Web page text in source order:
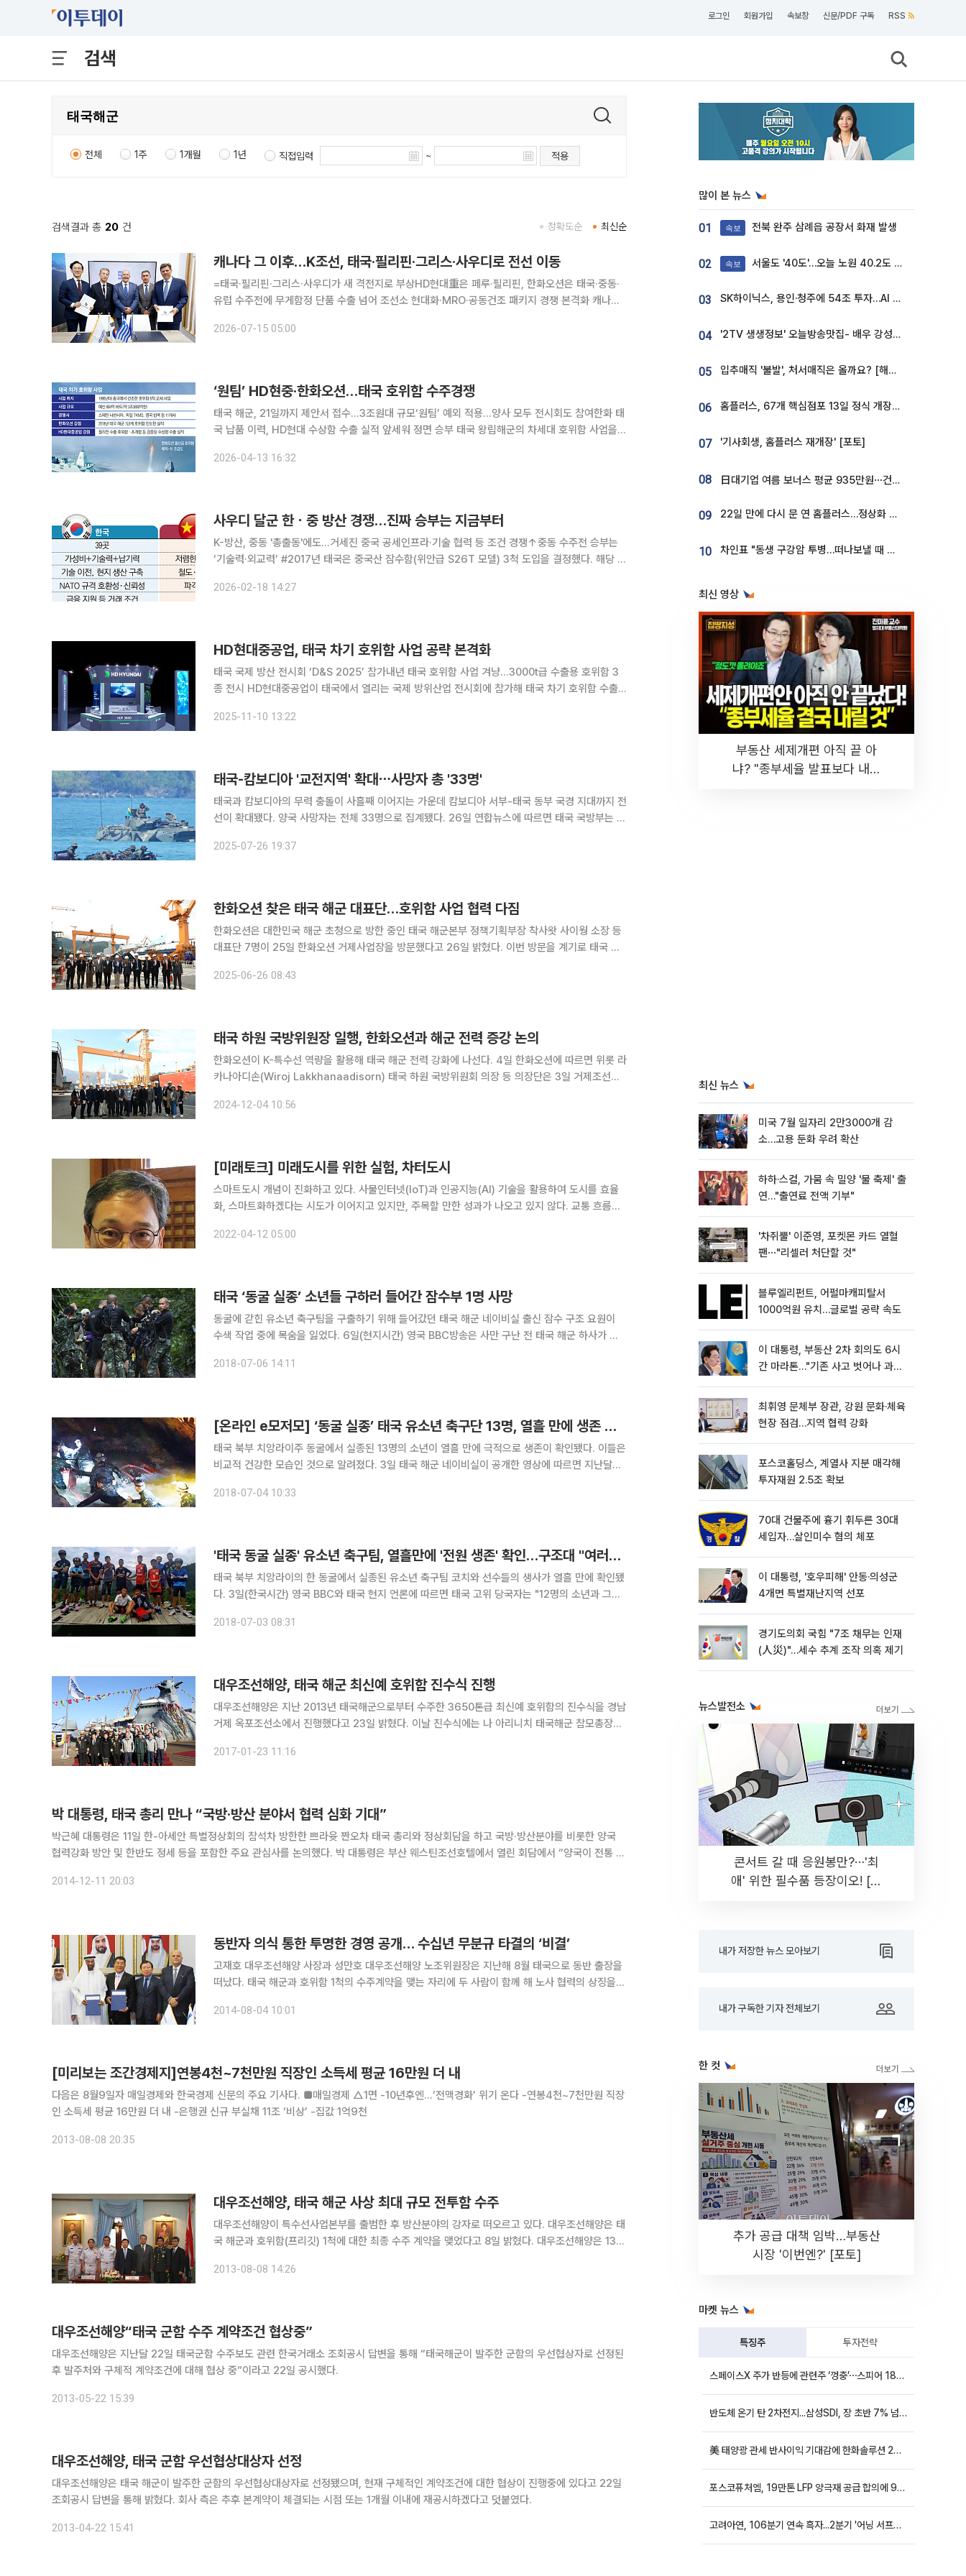
로그인 회원가입 속보창 신문/PDF 구독 RSS
검색
전체 1주 1개월 1년 직접입력 ~ 적용
검색결과 총 20 건 최신순
정확도순
캐나다 그 이후…K조선, 태국·필리핀·그리스·사우디로 전선 이동
=태국·필리핀·그리스·사우디가 새 격전지로 부상HD현대重은 페루·필리핀, 한화오션은 태국·중동·
유럽 수주전에 무게함정 단품 수출 넘어 조선소 현대화·MRO·공동건조 패키지 경쟁 본격화 캐나다
선 시장으로 눈을 돌리고 있다. 공동 전선을 구축했던 ‘원팀’ 체제에
2026-07-15 05:00
‘원팀’ HD현중·한화오션…태국 호위함 수주경쟁
태국 해군, 21일까지 제안서 접수…3조원대 규모‘원팀’ 예외 적용...양사 모두 전시회도 참여한화 태
국 납품 이력, HD현대 수상함 수출 실적 앞세워 정면 승부 태국 왕립해군의 차세대 호위함 사업을
지 제안서를 받기로 하면서 수주전이 본격화하는 분위기다. 이
2026-04-13 16:32
사우디 달군 한ㆍ중 방산 경쟁…진짜 승부는 지금부터
K-방산, 중동 '총출동'에도…거세진 중국 공세인프라·기술 협력 등 조건 경쟁↑중동 수주전 승부는
‘기술력·외교력’ #2017년 태국은 중국산 잠수함(위안급 S26T 모델) 3척 도입을 결정했다. 해당 사
했던 것으로 알려졌다. 그러나 최종 선택은 중국이었다. 중
2026-02-18 14:27
HD현대중공업, 태국 차기 호위함 사업 공략 본격화
태국 국제 방산 전시회 ‘D&S 2025’ 참가내년 태국 호위함 사업 겨냥…3000t급 수출용 호위함 3
종 전시 HD현대중공업이 태국에서 열리는 국제 방위산업 전시회에 참가해 태국 차기 호위함 수출
업 전시회 ‘디펜스 앤 시큐리티(D&S 2025)’에 참가해
2025-11-10 13:22
태국-캄보디아 '교전지역' 확대⋯사망자 총 '33명'
태국과 캄보디아의 무력 충돌이 사흘째 이어지는 가운데 캄보디아 서부-태국 동부 국경 지대까지 전
선이 확대됐다. 양국 사망자는 전체 33명으로 집계됐다. 26일 연합뉴스에 따르면 태국 국방부는 이
2025-07-26 19:37
한화오션 찾은 태국 해군 대표단…호위함 사업 협력 다짐
한화오션은 대한민국 해군 초청으로 방한 중인 태국 해군본부 정책기획부장 착사왓 사이웡 소장 등
대표단 7명이 25일 한화오션 거제사업장을 방문했다고 26일 밝혔다. 이번 방문을 계기로 태국 해
적으로 인도한 호위함을 계기로 신뢰 관계를 형성하고 있다.
2025-06-26 08:43
태국 하원 국방위원장 일행, 한화오션과 해군 전력 증강 논의
한화오션이 K-특수선 역량을 활용해 태국 해군 전력 강화에 나선다. 4일 한화오션에 따르면 위롯 라
카나아디손(Wiroj Lakkhanaadisorn) 태국 하원 국방위원회 의장 등 의장단은 3일 거제조선소
전반에 이르는 체계적인 시스템 운영에 관심을 보였
2024-12-04 10:56
[미래토크] 미래도시를 위한 실험, 차터도시
스마트도시 개념이 진화하고 있다. 사물인터넷(IoT)과 인공지능(AI) 기술을 활용하여 도시를 효율
화, 스마트화하겠다는 시도가 이어지고 있지만, 주목할 만한 성과가 나오고 있지 않다. 교통 흐름을
선의 수준을 넘어서 스마트도시가 새로운 도시의 등장이라는 인상을 주
2022-04-12 05:00
태국 ‘동굴 실종’ 소년들 구하러 들어간 잠수부 1명 사망
동굴에 갇힌 유소년 축구팀을 구출하기 위해 들어갔던 태국 해군 네이비실 출신 잠수 구조 요원이
수색 작업 중에 목숨을 잃었다. 6일(현지시간) 영국 BBC방송은 사만 구난 전 태국 해군 하사가 탐
2018-07-06 14:11
[온라인 e모저모] ‘동굴 실종’ 태국 유소년 축구단 13명, 열흘 만에 생존 확인…“모두 안전하게 구조되길”
태국 북부 치앙라이주 동굴에서 실종된 13명의 소년이 열흘 만에 극적으로 생존이 확인됐다. 이들은
비교적 건강한 모습인 것으로 알려졌다. 3일 태국 해군 네이비실이 공개한 영상에 따르면 지난달
입구로부터 5~6km 떨어진 곳에서 발견됐다. 소년들은 오랫동안
2018-07-04 10:33
'태국 동굴 실종' 유소년 축구팀, 열흘만에 '전원 생존' 확인…구조대 "여러분은 강하다"며 안심시켜
태국 북부 치앙라이의 한 동굴에서 실종된 유소년 축구팀 코치와 선수들의 생사가 열흘 만에 확인됐
다. 3일(한국시간) 영국 BBC와 태국 현지 언론에 따르면 태국 고위 당국자는 "12명의 소년과 그들
CNN은 동굴 속에 있는 이들과 구조대원이 대화를 나
2018-07-03 08:31
대우조선해양, 태국 해군 최신예 호위함 진수식 진행
대우조선해양은 지난 2013년 태국해군으로부터 수주한 3650톤급 최신예 호위함의 진수식을 경남
거제 옥포조선소에서 진행했다고 23일 밝혔다. 이날 진수식에는 나 아리니치 태국해군 참모총장과
국장, 한국해군 박영식 준장, 대우조선해양 정성립 사장 등 양측 관계자
2017-01-23 11:16
박 대통령, 태국 총리 만나 “국방·방산 분야서 협력 심화 기대”
박근혜 대통령은 11일 한-아세안 특별정상회의 참석차 방한한 쁘라윳 짠오차 태국 총리와 정상회담을 하고 국방·방산분야를 비롯한 양국
협력강화 방안 및 한반도 정세 등을 포함한 주요 관심사를 논의했다. 박 대통령은 부산 웨스틴조선호텔에서 열린 회담에서 “양국이 전통 우
2014-12-11 20:03
동반자 의식 통한 투명한 경영 공개… 수십년 무분규 타결의 ‘비결’
고재호 대우조선해양 사장과 성만호 대우조선해양 노조위원장은 지난해 8월 태국으로 동반 출장을
떠났다. 태국 해군과 호위함 1척의 수주계약을 맺는 자리에 두 사람이 함께 해 노사 협력의 상징을
사에게 원유 플랜트를 수주할 때도 현지에서 함께 계약을 체결했다. 대우조
2014-08-04 10:01
[미리보는 조간경제지]연봉4천~7천만원 직장인 소득세 평균 16만원 더 내
다음은 8월9일자 매일경제와 한국경제 신문의 주요 기사다. ■매일경제 △1면 -10년후엔...‘전맥경화’ 위기 온다 -연봉4천~7천만원 직장
인 소득세 평균 16만원 더 내 -은행권 신규 부실채 11조 ‘비상’ -집값 1억9천
2013-08-08 20:35
대우조선해양, 태국 해군 사상 최대 규모 전투함 수주
대우조선해양이 특수선사업본부를 출범한 후 방산분야의 강자로 떠오르고 있다. 대우조선해양은 태
국 해군과 호위함(프리깃) 1척에 대한 최종 수주 계약을 맺었다고 8일 밝혔다. 대우조선해양은 13개
화 약 5200억원으로, 태국 해군 역사상 최대 규모의 국방 계약이다
2013-08-08 14:26
대우조선해양“태국 군함 수주 계약조건 협상중”
대우조선해양은 지난달 22일 태국군함 수주보도 관련 한국거래소 조회공시 답변을 통해 “태국해군이 발주한 군함의 우선협상자로 선정된
후 발주처와 구체적 계약조건에 대해 협상 중”이라고 22일 공시했다.
2013-05-22 15:39
대우조선해양, 태국 군함 우선협상대상자 선정
대우조선해양은 태국 해군이 발주한 군함의 우선협상대상자로 선정됐으며, 현재 구체적인 계약조건에 대한 협상이 진행중에 있다고 22일
조회공시 답변을 통해 밝혔다. 회사 측은 추후 본계약이 체결되는 시점 또는 1개월 이내에 재공시하겠다고 덧붙였다.
2013-04-22 15:41
많이 본 뉴스
01 속보 전북 완주 삼례읍 공장서 화재 발생
02 속보 서울도 '40도'…오늘 노원 40.2도 기록
03 SK하이닉스, 용인·청주에 54조 투자…AI 메모리 생산기지 키운다
04 '2TV 생생정보' 오늘방송맛집- 배우 강성진 단골! 쌀국수ㆍ푸팟퐁 커리 맛집 '블○○○'
05 입추매직 '불발', 처서매직은 올까요? [해시태그]
06 홈플러스, 67개 핵심점포 13일 정식 개장…영업 재개 속도
07 '기사회생, 홈플러스 재개장' [포토]
08 日대기업 여름 보너스 평균 935만원⋯건설회사 1800만 넘어
09 22일 만에 다시 문 연 홈플러스…정상화 바쁜데 재고 없어 ‘발동동’[가보니]
10 차인표 "동생 구강암 투병…떠나보낼 때 가장 힘들었다”
최신 영상
부동산 세제개편 아직 끝 아
냐? "종부세율 발표보다 내릴
최신 뉴스
미국 7월 일자리 2만3000개 감
소…고용 둔화 우려 확산
하하·스컬, 가뭄 속 밀양 '물 축제' 출
연…"출연료 전액 기부"
'차쥐뿔' 이준영, 포켓몬 카드 열혈
팬⋯"리셀러 처단할 것"
블루엘리펀트, 어펄마캐피탈서
1000억원 유치…글로벌 공략 속도
이 대통령, 부동산 2차 회의도 6시
간 마라톤…"기존 사고 벗어나 과감
최휘영 문체부 장관, 강원 문화·체육
현장 점검…지역 협력 강화
포스코홀딩스, 계열사 지분 매각해
투자재원 2.5조 확보
70대 건물주에 흉기 휘두른 30대
세입자…살인미수 혐의 체포
이 대통령, '호우피해' 안동·의성군
4개면 특별재난지역 선포
경기도의회 국힘 "7조 채무는 인재
(人災)"…세수 추계 조작 의혹 제기
뉴스발전소
콘서트 갈 때 응원봉만?⋯'최
애' 위한 필수품 등장이오! [솔
내가 저장한 뉴스 모아보기
내가 구독한 기자 전체보기
한 컷
추가 공급 대책 임박…부동산
시장 '이번엔?' [포토]
마켓 뉴스
특징주 투자전략
스페이스X 주가 반등에 관련주 ‘껑충’⋯스피어 18%ㆍ에이치브이엠 12%↑
반도체 온기 탄 2차전지...삼성SDI, 장 초반 7% 넘게 껑충
美 태양광 관세 반사이익 기대감에 한화솔루션 20%대·OCI홀딩스 14%대 급등
포스코퓨처엠, 19만톤 LFP 양극재 공급 합의에 9%대 강세
고려아연, 106분기 연속 흑자...2분기 '어닝 서프라이즈'에 장 초반 12%대 강세